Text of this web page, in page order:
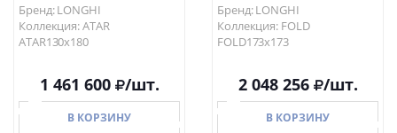
Бренд: LONGHI
Коллекция: ATAR
ATAR130х180
1 461 600 /шт.
В КОРЗИНУ
Бренд: LONGHI
Коллекция: FOLD
FOLD173х173
2 048 256 /шт.
В КОРЗИНУ